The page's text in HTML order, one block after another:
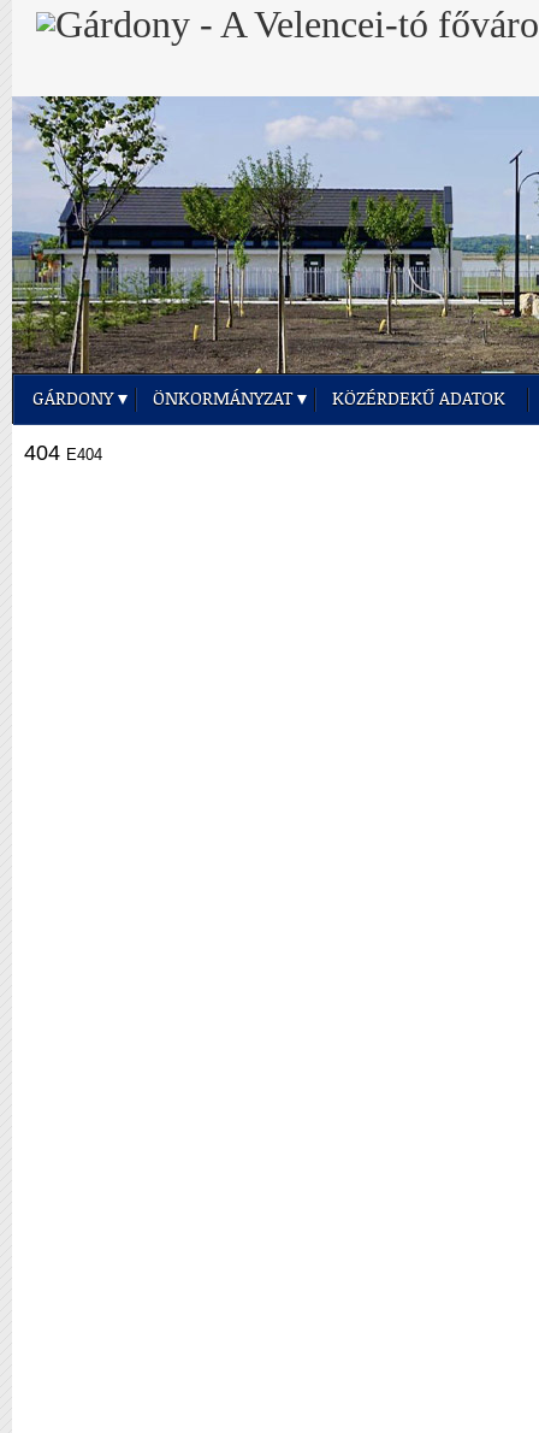
GÁRDONY ÖNKORMÁNYZAT KÖZÉRDEKŰ ADATOK
404 E404